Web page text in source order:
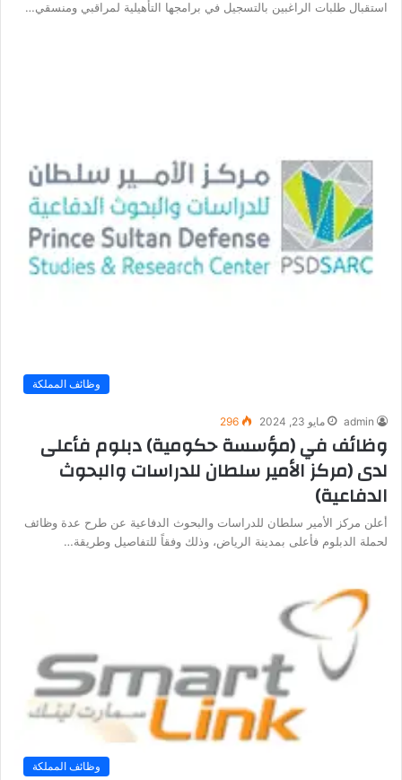
استقبال طلبات الراغبين بالتسجيل في برامجها التأهيلية لمراقبي ومنسقي…
وظائف المملكة
admin مايو 23, 2024 296
وظائف في (مؤسسة حكومية) دبلوم فأعلى
لدى (مركز الأمير سلطان للدراسات والبحوث
الدفاعية)
أعلن مركز الأمير سلطان للدراسات والبحوث الدفاعية عن طرح عدة وظائف
لحملة الدبلوم فأعلى بمدينة الرياض، وذلك وفقاً للتفاصيل وطريقة…
وظائف المملكة